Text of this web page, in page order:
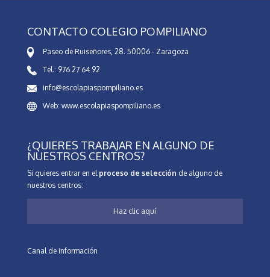
CONTACTO COLEGIO POMPILIANO
Paseo de Ruiseñores, 28. 50006 - Zaragoza
Tel.: 976 27 64 92
info@escolapiaspompiliano.es
Web: www.escolapiaspompiliano.es
¿QUIERES TRABAJAR EN ALGUNO DE
NUESTROS CENTROS?
Si quieres entrar en el proceso de selección de alguno de
nuestros centros:
Haz clic aquí
Canal de información